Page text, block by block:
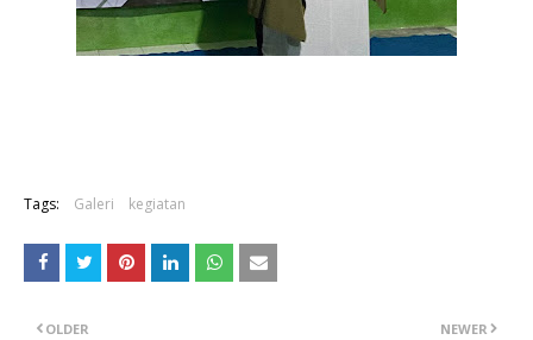
Tags: Galeri kegiatan
NEWER
OLDER